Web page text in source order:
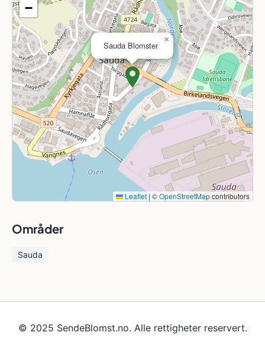
Sauda Blomster
×
−
Leaflet | ©OpenStreetMapcontributors
Områder
Sauda
© 2025 SendeBlomst.no. Alle rettigheter reservert.